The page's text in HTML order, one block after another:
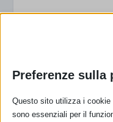
#SAM1997
LA SAM del 1997
quell’anno a
passeggiata per
esistevano i
Preferenze sulla
Questo sito utilizza i cookie
sono essenziali per il